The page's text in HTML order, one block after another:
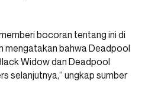
bocoran tentang ini di
mengatakan bahwa Deadpool
Widow dan Deadpool
selanjutnya,” ungkap sumber